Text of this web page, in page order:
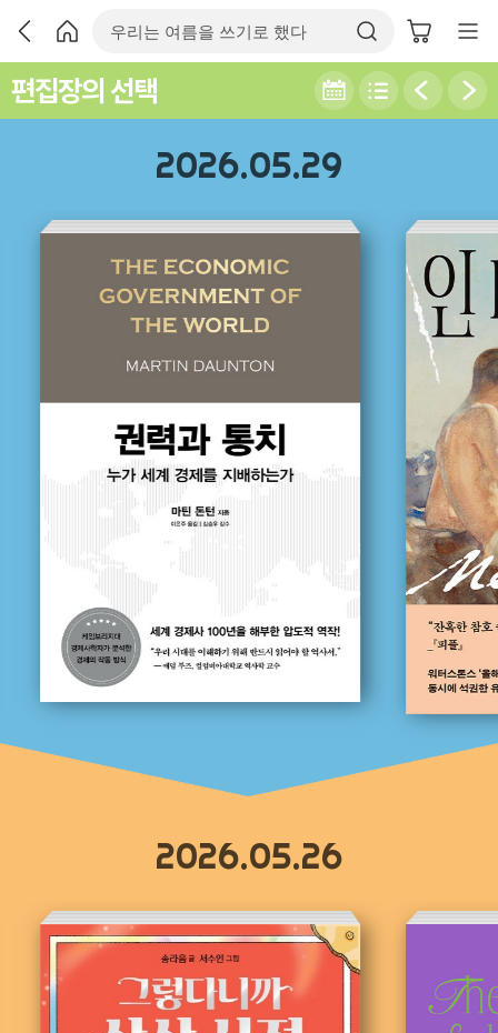
편집장의 선택
2026.05.29
2026.05.26